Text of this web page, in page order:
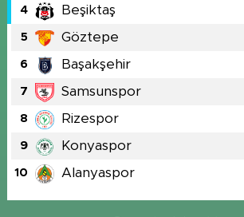
4 Beşiktaş
5 Göztepe
6 Başakşehir
7 Samsunspor
8 Rizespor
9 Konyaspor
10 Alanyaspor